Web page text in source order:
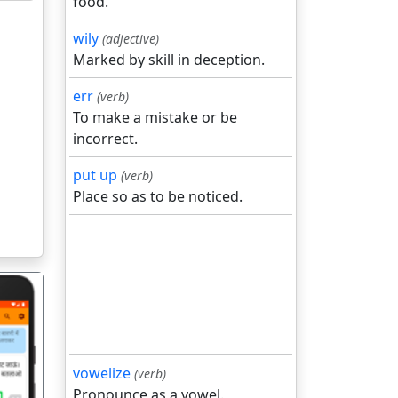
wily (adjective)
Marked by skill in deception.
err (verb)
To make a mistake or be
incorrect.
put up (verb)
Place so as to be noticed.
vowelize (verb)